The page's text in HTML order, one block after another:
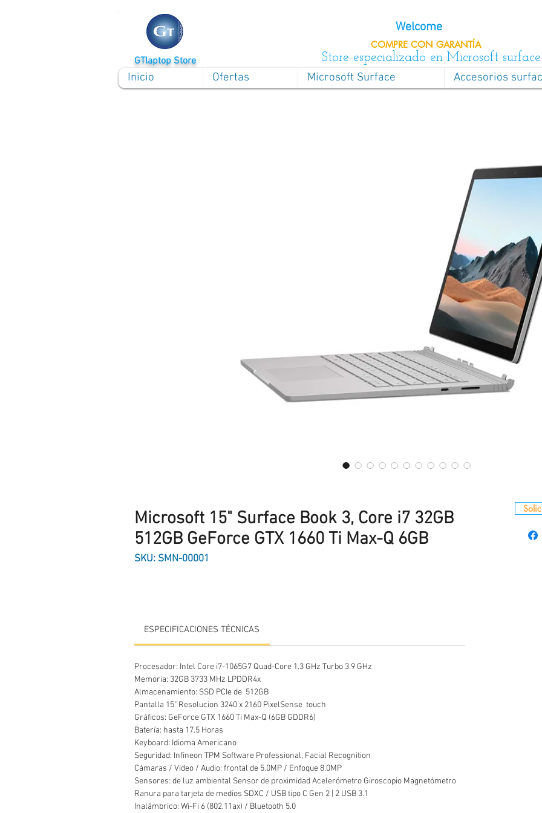
GTlaptop Store
Welcome
COMPRE CON GARANTÍA
Store especializado en Microsoft surface
Inicio
Ofertas Microsoft Surface Accesorios
Microsoft 15" Surface Book 3, Core i7 32GB
512GB GeForce GTX 1660 Ti Max-Q 6GB
SKU: SMN-00001
ESPECIFICACIONES TÉCNICAS
Procesador: Intel Core i7-1065G7 Quad-Core 1.3 GHz Turbo 3.9 GHz
Memoria: 32GB 3733 MHz LPDDR4x
Almacenamiento: SSD PCIe de 512GB
Pantalla 15" Resolucion 3240 x 2160 PixelSense touch
Gráficos: GeForce GTX 1660 Ti Max-Q (6GB GDDR6)
Batería: hasta 17.5 Horas
Keyboard: Idioma Americano
Seguridad: Infineon TPM Software Professional, Facial Recognition
Cámaras / Video / Audio: frontal de 5.0MP / Enfoque 8.0MP
Sensores: de luz ambiental Sensor de proximidad Acelerómetro Giroscopio Magnetómetro
Ranura para tarjeta de medios SDXC / USB tipo C Gen 2 | 2 USB 3.1
Inalámbrico: Wi-Fi 6 (802.11ax) / Bluetooth 5.0